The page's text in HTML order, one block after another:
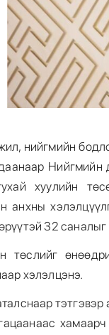
нийгмийн
Нийгмийн
хуулийн
анхны
32
төслийг
хэлэлцэнэ.